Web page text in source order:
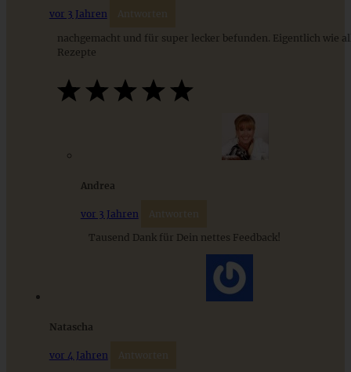
Einfach und schnell zum Brunch: Shakshuka mit Feta
ZUM BEITRAG
vor 3 Jahren Antworten
nachgemacht und für super lecker befunden. Eigentlich wie
Rezepte
Andrea
vor 3 Jahren Antworten
Tausend Dank für Dein nettes Feedback!
Natascha
vor 4 Jahren Antworten